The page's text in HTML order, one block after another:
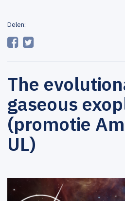
Delen:
The
gaseous
(promotie
UL)